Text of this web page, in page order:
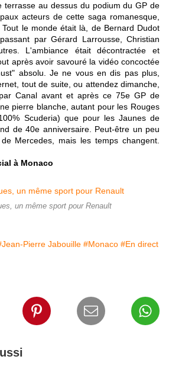
terrasse au dessus du podium du GP de
acteurs de cette saga romanesque,
le monde était là, de Bernard Dudot
par Gérard Larrousse, Christian
L'ambiance était décontractée et
après avoir savouré la vidéo concoctée
absolu. Je ne vous en dis pas plus,
tout de suite, ou attendez dimanche,
Canal avant et après ce 75e GP de
pierre blanche, autant pour les Rouges
Scuderia) que pour les Jaunes de
de 40e anniversaire. Peut-être un peu
Mercedes, mais les temps changent.
à Monaco
un même sport pour Renault
Pierre Jabouille #Monaco #En direct